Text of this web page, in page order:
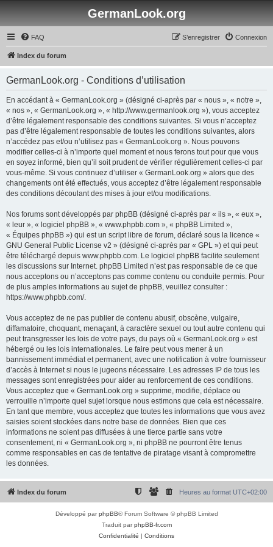
GermanLook.org
FAQ Connexion
S’enregistrer
Index du forum
GermanLook.org - Conditions d’utilisation
En accédant à « GermanLook.org » (désigné ci-après par « nous », « notre »,
« nos », « GermanLook.org », « http://www.germanlook.org »), vous acceptez
d’être légalement responsable des conditions suivantes. Si vous n’acceptez
pas d’être légalement responsable de toutes les conditions suivantes, alors
n’accédez pas et/ou n’utilisez pas « GermanLook.org ». Nous pouvons
modifier celles-ci à n’importe quel moment et nous ferons tout pour que vous
en soyez informé, bien qu’il soit prudent de vérifier régulièrement celles-ci par
vous-même. Si vous continuez d’utiliser « GermanLook.org » alors que des
changements ont été effectués, vous acceptez d’être légalement responsable
des conditions découlant des mises à jour et/ou modifications.
Nos forums sont développés par phpBB (désigné ci-après par « ils », « eux »,
« leur », « logiciel phpBB », « www.phpbb.com », « phpBB Limited »,
« Équipes phpBB ») qui est un script libre de forum, déclaré sous la licence «
GNU General Public License v2 » (désigné ci-après par « GPL ») et qui peut
être téléchargé depuis www.phpbb.com. Le logiciel phpBB facilite seulement
les discussions sur Internet. phpBB Limited n’est pas responsable de ce que
nous acceptons ou n’acceptons pas comme contenu ou conduite permis. Pour
de plus amples informations au sujet de phpBB, veuillez consulter :
https://www.phpbb.com/.
Vous acceptez de ne pas publier de contenu abusif, obscène, vulgaire,
diffamatoire, choquant, menaçant, à caractère sexuel ou tout autre contenu qui
peut transgresser les lois de votre pays, du pays où « GermanLook.org » est
hébergé ou les lois internationales. Le faire peut vous mener à un
bannissement immédiat et permanent, avec une notification à votre fournisseur
d’accès à Internet si nous le jugeons nécessaire. Les adresses IP de tous les
messages sont enregistrées pour aider au renforcement de ces conditions.
Vous acceptez que « GermanLook.org » supprime, modifie, déplace ou
verrouille n’importe quel sujet lorsque nous estimons que cela est nécessaire.
En tant que membre, vous acceptez que toutes les informations que vous avez
saisies soient stockées dans notre base de données. Bien que ces
informations ne soient pas diffusées à une tierce partie sans votre
consentement, ni « GermanLook.org », ni phpBB ne pourront être tenus
comme responsables en cas de tentative de piratage visant à compromettre
les données.
Index du forum Heures au format UTC+02:00
Développé parphpBB® Forum Software © phpBB Limited
Traduit parphpBB-fr.com
Confidentialité | Conditions